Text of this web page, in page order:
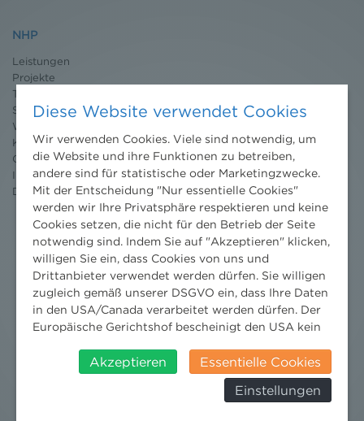
NHP
Leistungen
Projekte
Team
Standorte
Wissenschaft
Karriere
Ombudsstelle
Impressum
Datenschutz erklärung
Diese Website verwendet Cookies
Wir verwenden Cookies. Viele sind notwendig, um
die Website und ihre Funktionen zu betreiben,
andere sind für statistische oder Marketingzwecke.
Mit der Entscheidung "Nur essentielle Cookies"
werden wir Ihre Privatsphäre respektieren und keine
Cookies setzen, die nicht für den Betrieb der Seite
notwendig sind. Indem Sie auf "Akzeptieren" klicken,
willigen Sie ein, dass Cookies von uns und
Drittanbieter verwendet werden dürfen. Sie willigen
zugleich gemäß unserer DSGVO ein, dass Ihre Daten
in den USA/Canada verarbeitet werden dürfen. Der
Europäische Gerichtshof bescheinigt den USA kein
insbesondere das Risiko, dass ihre Daten durch US-
Behörden, zu Kontroll- und zu
Überwachungszwecken, verarbeitet werden und
Akzeptieren
Essentielle Cookies
Einstellungen